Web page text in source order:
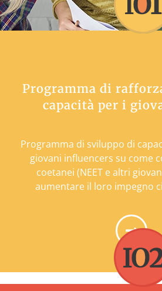
promuovere l'impegno
YOUTH
Programma di
capacità per i
Programma di sviluppo di
giovani influencers su come
coetanei (NEET e altri
aumentare il loro impegno